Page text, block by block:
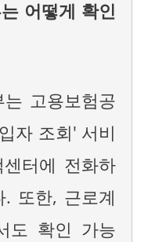
어떻게 확인
고용보험공
자 조회' 서비
터에 전화하
또한, 근로계
도 확인 가능